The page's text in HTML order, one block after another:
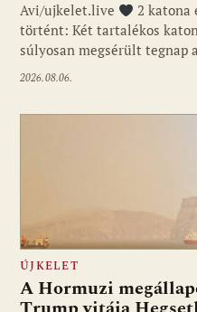
Avi/ujkelet.live
2 katona
történt: Két tartalékos
súlyosan megsérült tegnap
2026.08.06.
ÚJKELET
A Hormuzi